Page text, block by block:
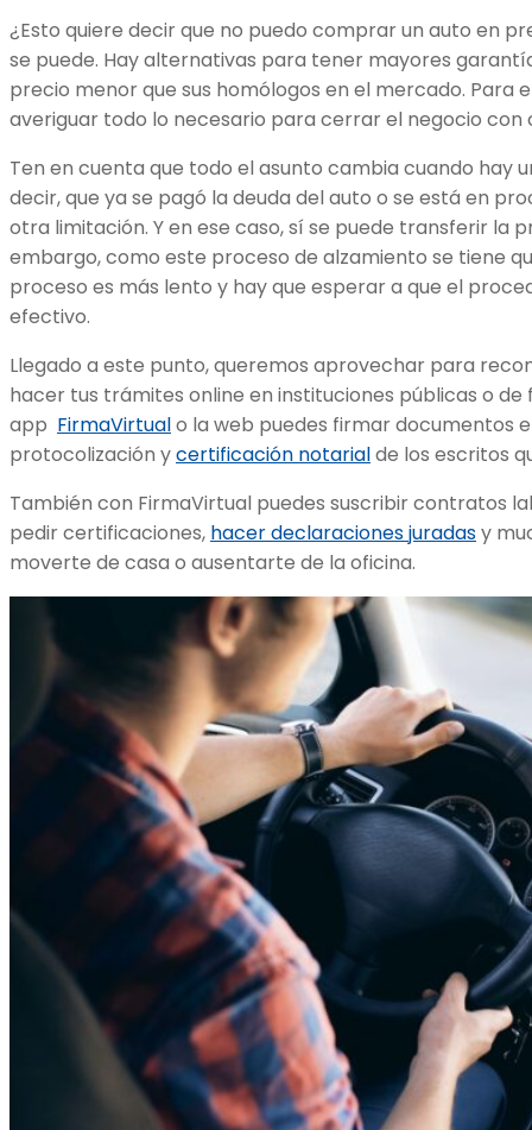
¿Esto quiere decir que no puedo comprar un auto en
se puede. Hay alternativas para tener mayores
precio menor que sus homólogos en el mercado. Para
averiguar todo lo necesario para cerrar el negocio
Ten en cuenta que todo el asunto cambia cuando hay
decir, que ya se pagó la deuda del auto o se está en
otra limitación. Y en ese caso, sí se puede transferir la
embargo, como este proceso de alzamiento se tiene
proceso es más lento y hay que esperar a que el
efectivo.
Llegado a este punto, queremos aprovechar para
hacer tus trámites online en instituciones públicas o
app FirmaVirtualo la web puedes firmar documentos
protocolización ycertificación notarialde los escritos
También con FirmaVirtual puedes suscribir contratos
pedir certificaciones, hacer declaraciones juradasy
moverte de casa o ausentarte de la oficina.